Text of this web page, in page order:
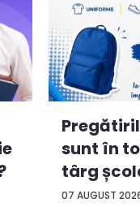
07 AUGUST
sunt în
târg
con...